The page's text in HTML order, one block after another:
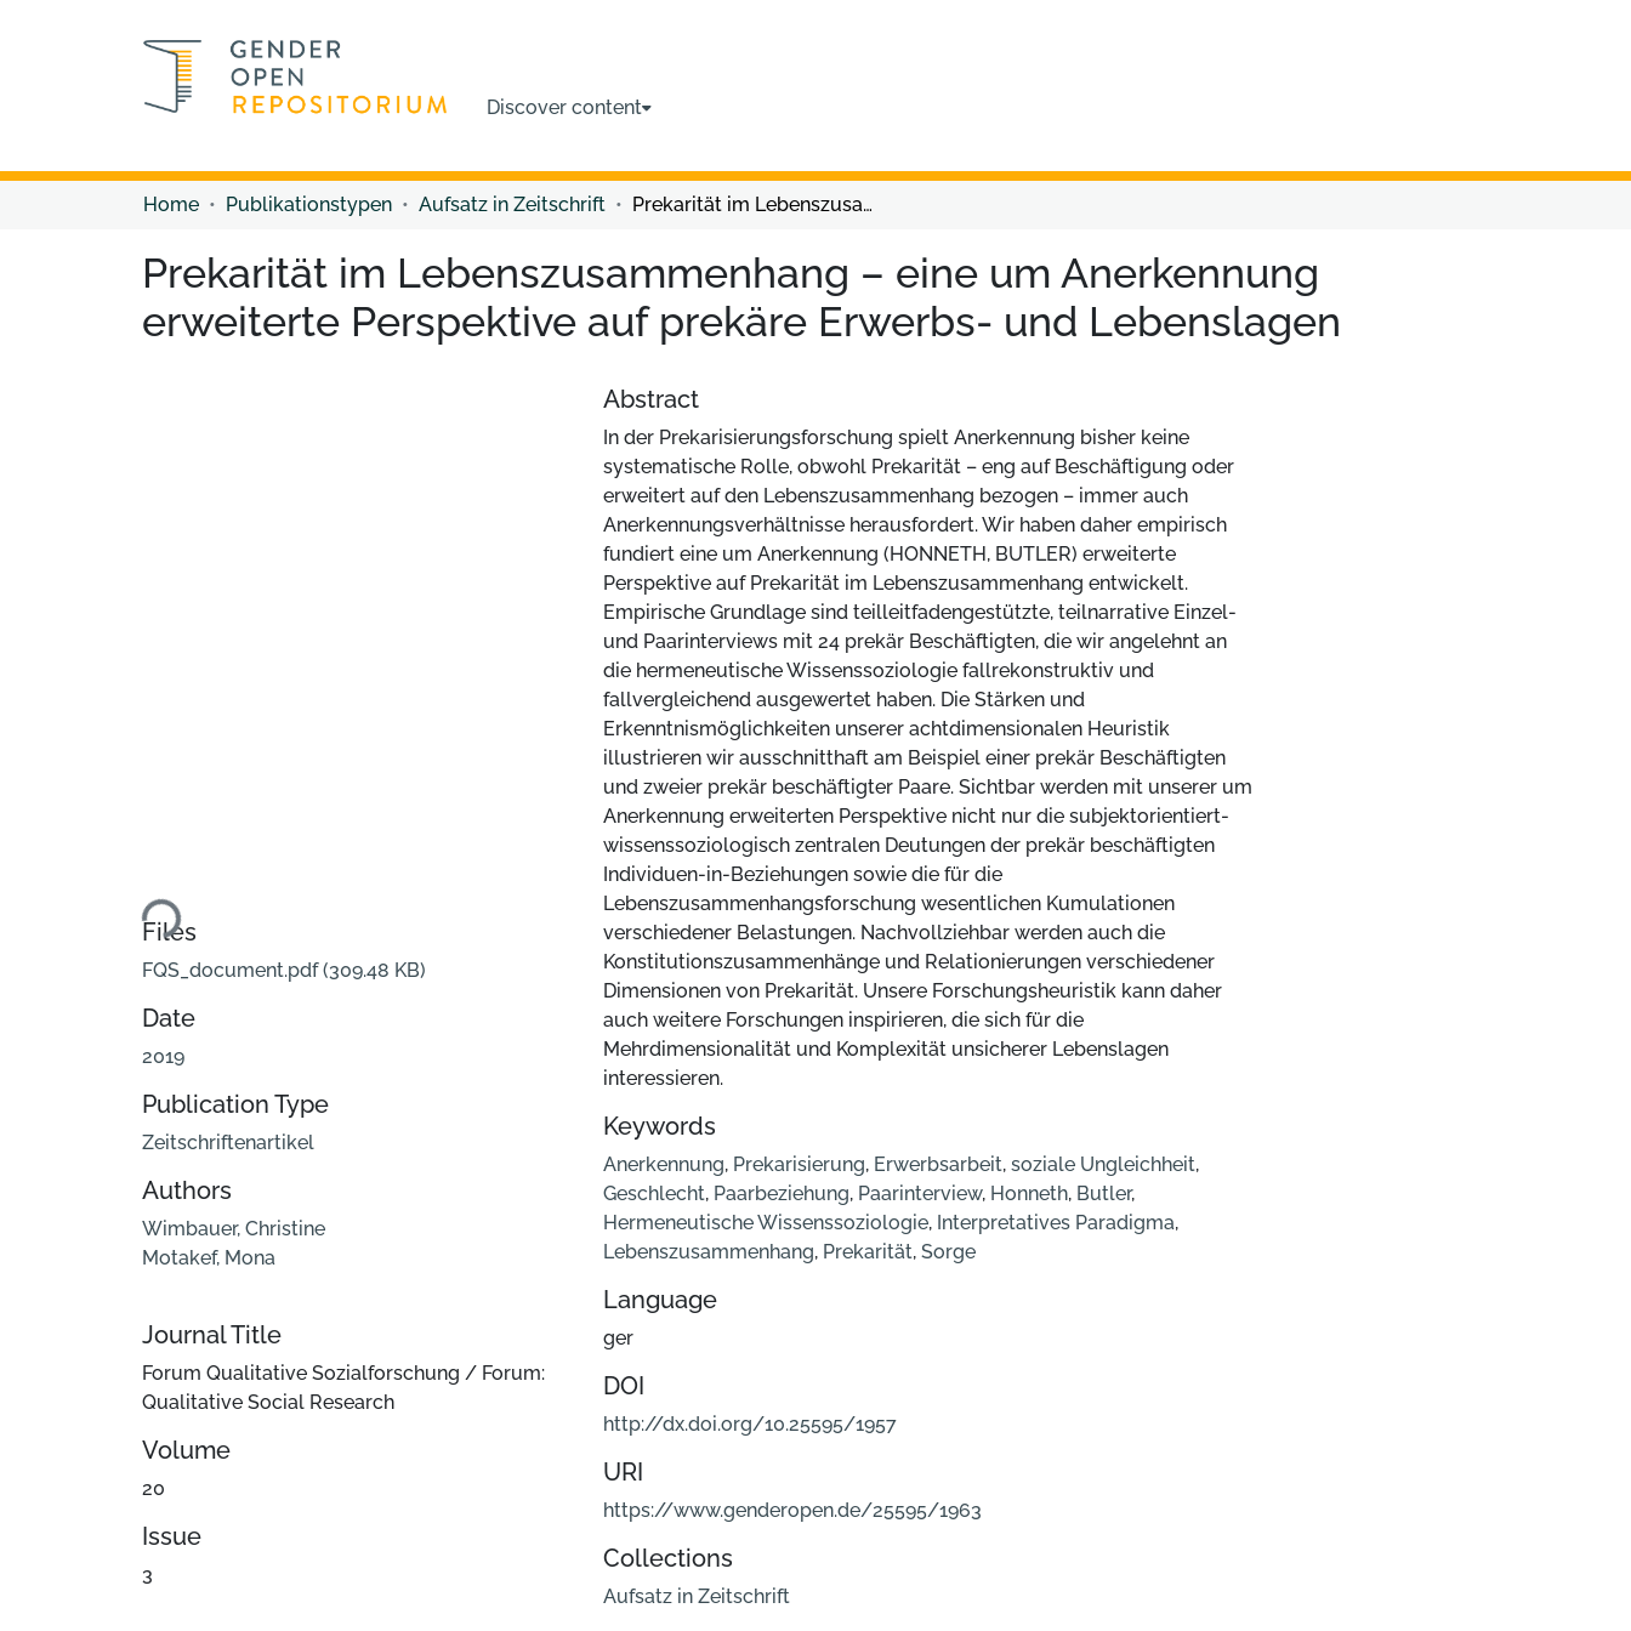
Discover content
Home Publikationstypen Aufsatz in Zeitschrift Prekarität im Lebenszusammenhang – eine um Anerkennung erweiterte Perspektive auf prekäre Erwerbs- und Lebenslagen
Prekarität im Lebenszusammenhang – eine um Anerkennung
erweiterte Perspektive auf prekäre Erwerbs- und Lebenslagen
Loading...
Files
FQS_document.pdf(309.48 KB)
Date
2019
Publication Type
Zeitschriftenartikel
Authors
Wimbauer, Christine
Motakef, Mona
Journal Title
Forum Qualitative Sozialforschung / Forum:
Qualitative Social Research
Volume
20
Issue
3
Abstract
In der Prekarisierungsforschung spielt Anerkennung bisher keine
systematische Rolle, obwohl Prekarität – eng auf Beschäftigung oder
erweitert auf den Lebenszusammenhang bezogen – immer auch
Anerkennungsverhältnisse herausfordert. Wir haben daher empirisch
fundiert eine um Anerkennung (HONNETH, BUTLER) erweiterte
Perspektive auf Prekarität im Lebenszusammenhang entwickelt.
Empirische Grundlage sind teilleitfadengestützte, teilnarrative Einzel-
und Paarinterviews mit 24 prekär Beschäftigten, die wir angelehnt an
die hermeneutische Wissenssoziologie fallrekonstruktiv und
fallvergleichend ausgewertet haben. Die Stärken und
Erkenntnismöglichkeiten unserer achtdimensionalen Heuristik
illustrieren wir ausschnitthaft am Beispiel einer prekär Beschäftigten
und zweier prekär beschäftigter Paare. Sichtbar werden mit unserer um
Anerkennung erweiterten Perspektive nicht nur die subjektorientiert-
wissenssoziologisch zentralen Deutungen der prekär beschäftigten
Individuen-in-Beziehungen sowie die für die
Lebenszusammenhangsforschung wesentlichen Kumulationen
verschiedener Belastungen. Nachvollziehbar werden auch die
Konstitutionszusammenhänge und Relationierungen verschiedener
Dimensionen von Prekarität. Unsere Forschungsheuristik kann daher
auch weitere Forschungen inspirieren, die sich für die
Mehrdimensionalität und Komplexität unsicherer Lebenslagen
interessieren.
Keywords
Anerkennung, Prekarisierung, Erwerbsarbeit, soziale Ungleichheit,
Geschlecht, Paarbeziehung, Paarinterview, Honneth, Butler,
Hermeneutische Wissenssoziologie, Interpretatives Paradigma,
Lebenszusammenhang, Prekarität, Sorge
Language
ger
DOI
http://dx.doi.org/10.25595/1957
URI
https://www.genderopen.de/25595/1963
Collections
Aufsatz in Zeitschrift